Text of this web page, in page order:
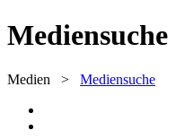
Mediensuche
Medien > Mediensuche